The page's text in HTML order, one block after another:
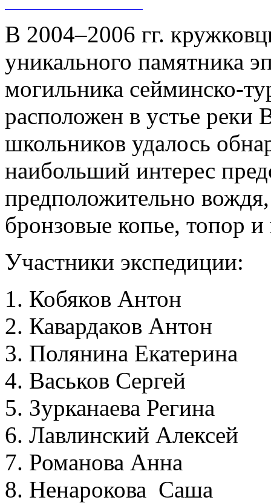
В 2004–2006 гг.
уникального памятника
могильника сейминско-
расположен в устье
школьников удалось
наибольший интерес
предположительно
бронзовые копье, топор
Участники экспедиции:
Кобяков Антон
Кавардаков Антон
Полянина Екатерина
Васьков Сергей
Зурканаева Регина
Лавлинский Алексей
Романова Анна
Ненарокова Саша